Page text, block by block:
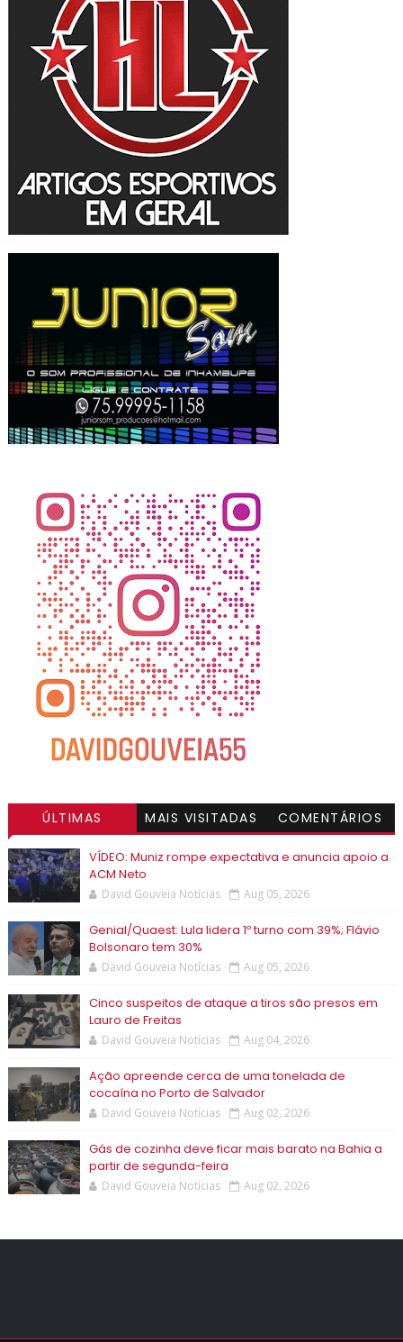
ÚLTIMAS MAIS VISITADAS COMENTÁRIOS
VÍDEO: Muniz rompe expectativa e anuncia apoio a
ACM Neto
David Gouveia Notícias Aug 05, 2026
Genial/Quaest: Lula lidera 1º turno com 39%; Flávio
Bolsonaro tem 30%
David Gouveia Notícias Aug 05, 2026
Cinco suspeitos de ataque a tiros são presos em
Lauro de Freitas
David Gouveia Notícias Aug 04, 2026
Ação apreende cerca de uma tonelada de
cocaína no Porto de Salvador
David Gouveia Notícias Aug 02, 2026
Gás de cozinha deve ficar mais barato na Bahia a
partir de segunda-feira
David Gouveia Notícias Aug 02, 2026